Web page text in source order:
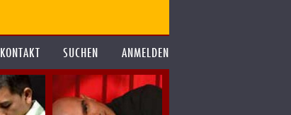
KONTAKT SUCHEN ANMELDEN